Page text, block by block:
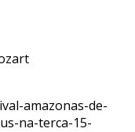
amazonas-de-
na-terca-15-